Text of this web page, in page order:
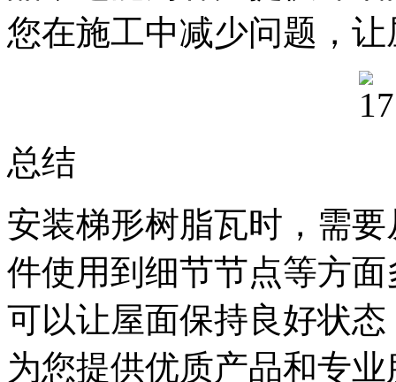
您在施工中减少问题，
总结
安装梯形树脂瓦时，需
件使用到细节节点等方
可以让屋面保持良好状
为您提供优质产品和专